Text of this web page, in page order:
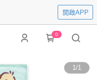
開啟APP
0
1/1